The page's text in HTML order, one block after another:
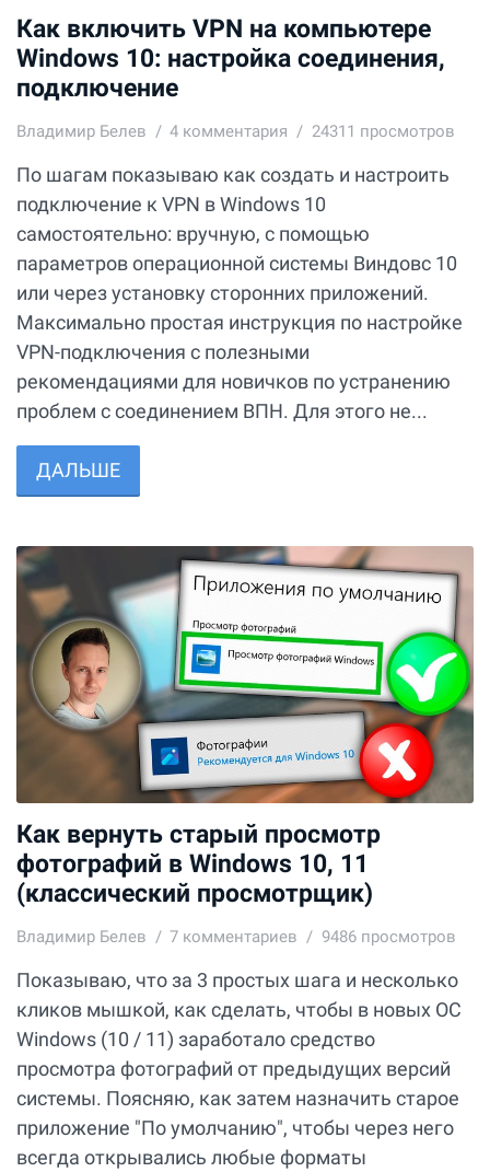
Как включить VPN на компьютере
Windows 10: настройка соединения,
подключение
Владимир Белев 4 комментария 24311 просмотров
По шагам показываю как создать и настроить
подключение к VPN в Windows 10
самостоятельно: вручную, с помощью
параметров операционной системы Виндовс 10
или через установку сторонних приложений.
Максимально простая инструкция по настройке
VPN-подключения с полезными
рекомендациями для новичков по устранению
проблем с соединением ВПН. Для этого не...
ДАЛЬШЕ
Как вернуть старый просмотр
фотографий в Windows 10, 11
(классический просмотрщик)
Владимир Белев 7 комментариев 9486 просмотров
Показываю, что за 3 простых шага и несколько
кликов мышкой, как сделать, чтобы в новых ОС
Windows (10 / 11) заработало средство
просмотра фотографий от предыдущих версий
системы. Поясняю, как затем назначить старое
приложение "По умолчанию", чтобы через него
всегда открывались любые форматы